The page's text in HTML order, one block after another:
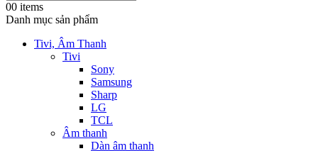
00 items
Danh mục sản phẩm
Tivi, Âm Thanh
Tivi
Sony
Samsung
Sharp
LG
TCL
Âm thanh
Dàn âm thanh